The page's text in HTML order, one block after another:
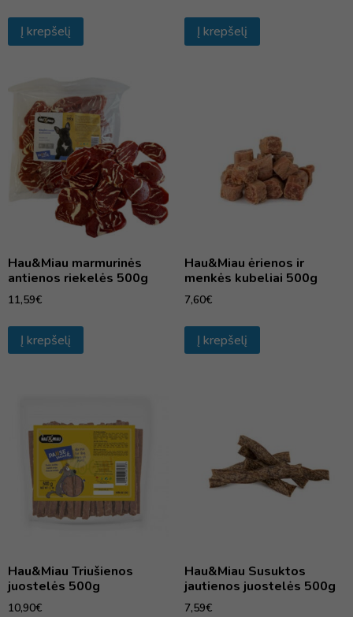
Į krepšelį Į krepšelį
Hau&Miau marmurinės
antienos riekelės 500g
11,59€
Į krepšelį
Hau&Miau ėrienos ir
menkės kubeliai 500g
7,60€
Į krepšelį
Hau&Miau Triušienos
juostelės 500g
10,90€
Hau&Miau Susuktos
jautienos juostelės 500g
7,59€